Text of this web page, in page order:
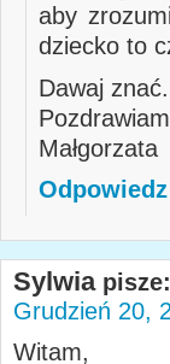
aby
dziecko to
Dawaj
Małgorzata
Odpowiedz
Sylwia pisze:
Grudzień 20,
Witam,